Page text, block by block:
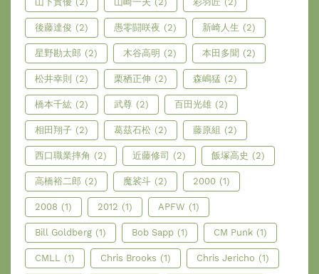
後藤達俊 (2) 愚零闘咲夜 (2) 新崎人生 (2)
星野勘太郎 (2) 木谷高明 (2) 本田多聞 (2)
松井幸則 (2) 栗栖正伸 (2) 森嶋猛 (2)
橋本千紘 (2) 武尊 (2) 百田光雄 (2)
相田翔子 (2) 葛茲石松 (2) 藤原組 (2)
西口職業摔角 (2) 近藤修司 (2) 飯塚高史 (2)
高橋裕二郎 (2) 魔裟斗 (2) 2000 (1)
2008 (1) 2012 (1) APFW (1)
Bill Goldberg (1) Bob Sapp (1) CM Punk (1)
CMLL (1) Chris Brooks (1) Chris Jericho (1)